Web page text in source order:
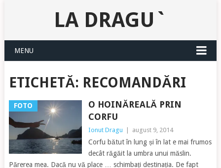
LA DRAGU`
MENU
ETICHETĂ: RECOMANDĂRI
FOTO
O HOINĂREALĂ PRIN
CORFU
Ionut Dragu august 9, 2014
Corfu bătut în lung și în lat e mai frumos
decât răgăit la umbra unui măslin.
Părerea mea. Dacă nu vă place … schimbați destinația. De fapt